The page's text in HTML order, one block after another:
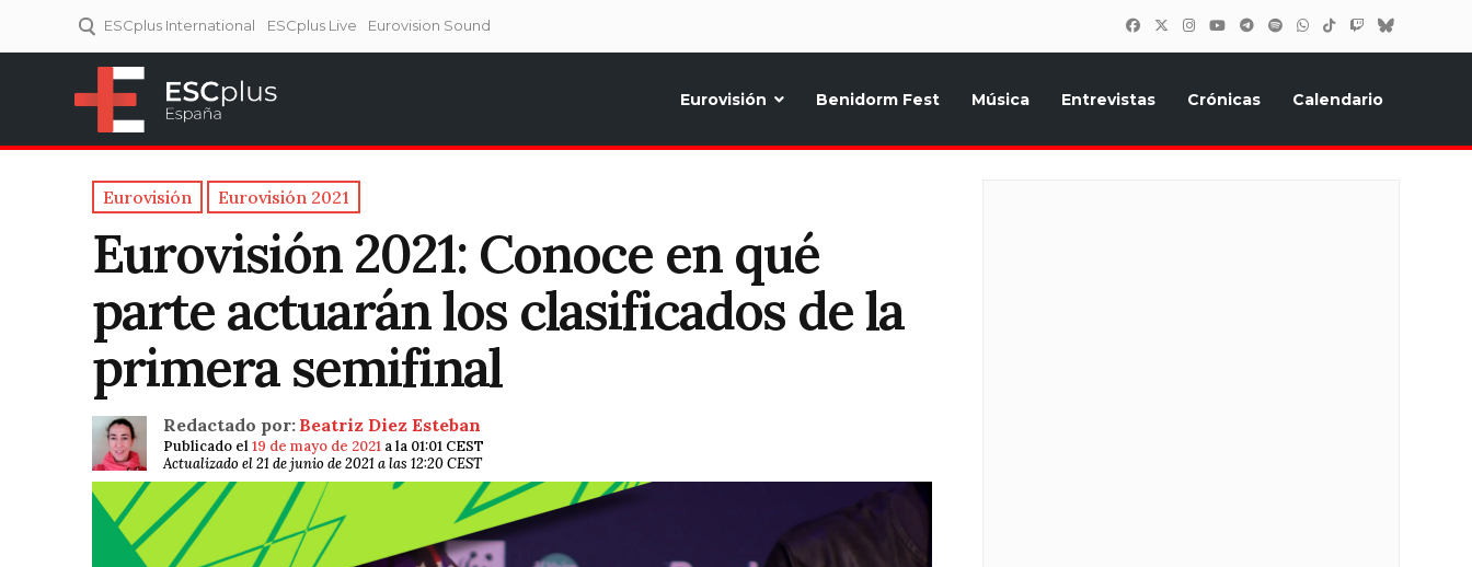
ESCplus International ESCplus Live Eurovision Sound
Eurovisión Benidorm Fest Música Entrevistas Crónicas Calendario
Eurovisión Eurovisión 2021
Eurovisión 2021: Conoce en qué
parte actuarán los clasificados de la
primera semifinal
Redactado por: Beatriz Diez Esteban
Publicado el19 de mayo de 2021 a la 01:01 CEST
Actualizado el 21 de junio de 2021 a las 12:20 CEST